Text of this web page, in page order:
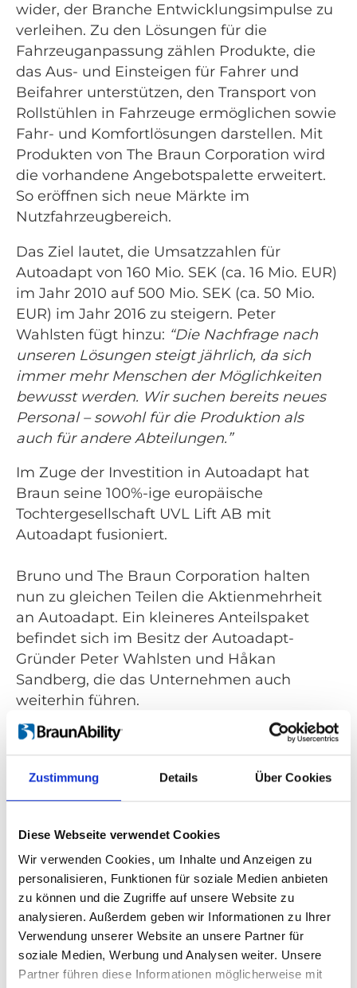
Zustimmung Details Über Cookies
Diese Webseite verwendet Cookies
Wir verwenden Cookies, um Inhalte und Anzeigen zu
personalisieren, Funktionen für soziale Medien anbieten
zu können und die Zugriffe auf unsere Website zu
analysieren. Außerdem geben wir Informationen zu Ihrer
Verwendung unserer Website an unsere Partner für
soziale Medien, Werbung und Analysen weiter. Unsere
Partner führen diese Informationen möglicherweise mit
wider, der Branche Entwicklungsimpulse zu
verleihen. Zu den Lösungen für die
Fahrzeuganpassung zählen Produkte, die
das Aus- und Einsteigen für Fahrer und
Beifahrer unterstützen, den Transport von
Rollstühlen in Fahrzeuge ermöglichen sowie
Fahr- und Komfortlösungen darstellen. Mit
Produkten von The Braun Corporation wird
die vorhandene Angebotspalette erweitert.
So eröffnen sich neue Märkte im
Nutzfahrzeugbereich.
Das Ziel lautet, die Umsatzzahlen für
Autoadapt von 160 Mio. SEK (ca. 16 Mio. EUR)
im Jahr 2010 auf 500 Mio. SEK (ca. 50 Mio.
EUR) im Jahr 2016 zu steigern. Peter
Wahlsten fügt hinzu: “Die Nachfrage nach
unseren Lösungen steigt jährlich, da sich
immer mehr Menschen der Möglichkeiten
bewusst werden. Wir suchen bereits neues
Personal – sowohl für die Produktion als
auch für andere Abteilungen.”
Im Zuge der Investition in Autoadapt hat
Braun seine 100%-ige europäische
Tochtergesellschaft UVL Lift AB mit
Autoadapt fusioniert.
Bruno und The Braun Corporation halten
nun zu gleichen Teilen die Aktienmehrheit
an Autoadapt. Ein kleineres Anteilspaket
befindet sich im Besitz der Autoadapt-
Gründer Peter Wahlsten und Håkan
Sandberg, die das Unternehmen auch
weiterhin führen.
Über Autoadapt
Autoadapt wurde 1996 gegründet und ist
Sandberg zum führenden europäischen
Hersteller von
Fahrzeuganpassungslösungen für Menschen
mit eingeschränkter Mobilität avanciert. Das
Unternehmen bietet ein breites Spektrum
an prämierten, zuverlässigen und
sicherheitsgeprüften Lösungen, mit denen
Fahrzeuge an eine gesteigerte